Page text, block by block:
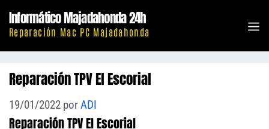
contenido
Informático Majadahonda 24h
Reparación Mac PC Majadahonda
Reparación TPV El Escorial
19/01/2022 porADI
Reparación TPV El Escorial